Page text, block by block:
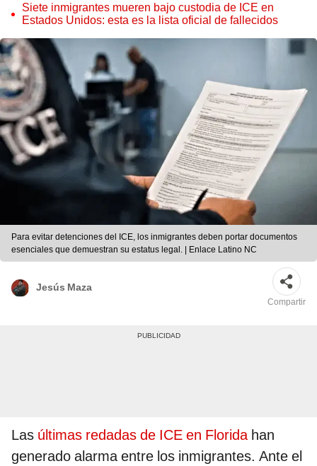
Siete inmigrantes mueren bajo custodia de ICE en
Estados Unidos: esta es la lista oficial de fallecidos
Para evitar detenciones del ICE, los inmigrantes deben portar documentos
esenciales que demuestran su estatus legal. | Enlace Latino NC
Jesús Maza
Compartir
Las últimas redadas de ICE en Florida han
generado alarma entre los inmigrantes. Ante el